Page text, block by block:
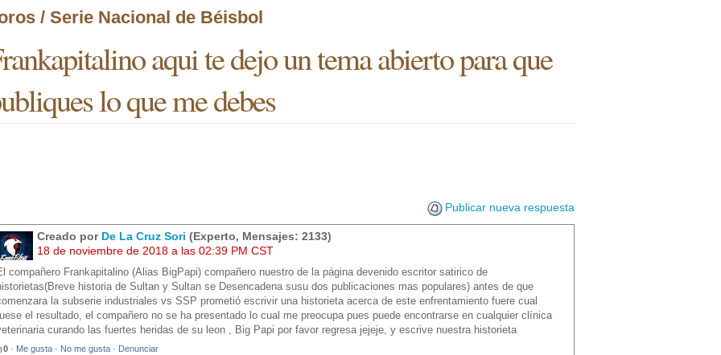
/ Serie Nacional de Béisbol
aqui te dejo un tema abierto para que
lo que me debes
Publicar nueva respuesta
Creado por De La Cruz Sori (Experto, Mensajes: 2133)
18 de noviembre de 2018 a las 02:39 PM CST
compañero Frankapitalino (Alias BigPapi) compañero nuestro de la página devenido escritor satirico de
historia de Sultan y Sultan se Desencadena susu dos publicaciones mas populares) antes de que
la subserie industriales vs SSP prometió escrivir una historieta acerca de este enfrentamiento fuere cual
el resultado, el compañero no se ha presentado lo cual me preocupa pues puede encontrarse en cualquier clínica
curando las fuertes heridas de su leon , Big Papi por favor regresa jejeje, y escrive nuestra historieta
0 · Me gusta · No me gusta · Denunciar